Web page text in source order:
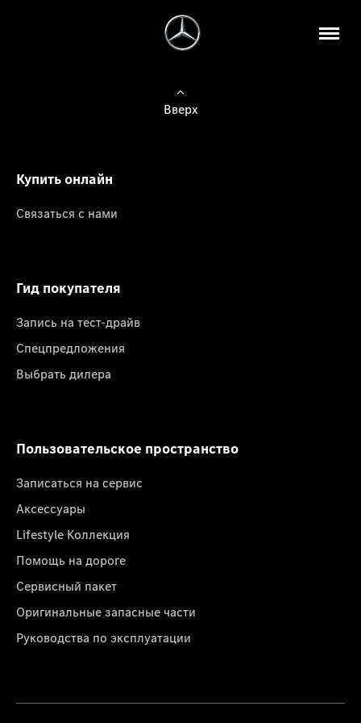
Вверх
Купить онлайн
Связаться с нами
Гид покупателя
Запись на тест-драйв
Спецпредложения
Выбрать дилера
Пользовательское пространство
Записаться на сервис
Аксессуары
Lifestyle Коллекция
Помощь на дороге
Сервисный пакет
Оригинальные запасные части
Руководства по эксплуатации